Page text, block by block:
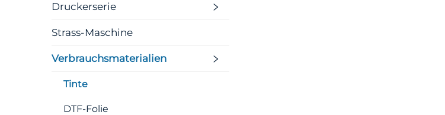
Druckerserie
Strass-Maschine
Verbrauchsmaterialien
Tinte
DTF-Folie